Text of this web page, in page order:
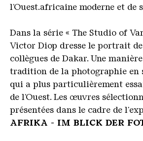
l’Ouest.africaine moderne et de
Dans la série « The Studio of
Victor Diop dresse le portrait de
collègues de Dakar. Une
tradition de la photographie en
qui a plus particulièrement
de l’Ouest. Les œuvres
présentées dans le cadre de
AFRIKA - IM BLICK DER